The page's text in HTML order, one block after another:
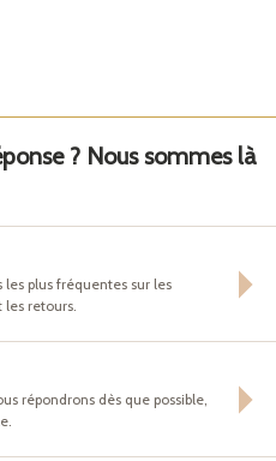
? Nous sommes là
plus fréquentes sur les
retours.
répondrons dès que possible,